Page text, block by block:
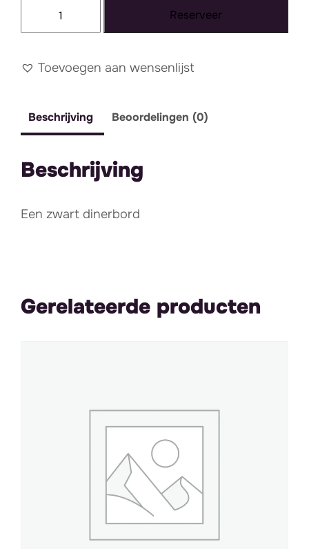
aantal
Reserveer
Toevoegen aan wensenlijst
Beschrijving Beoordelingen (0)
Beschrijving
Een zwart dinerbord
Gerelateerde producten